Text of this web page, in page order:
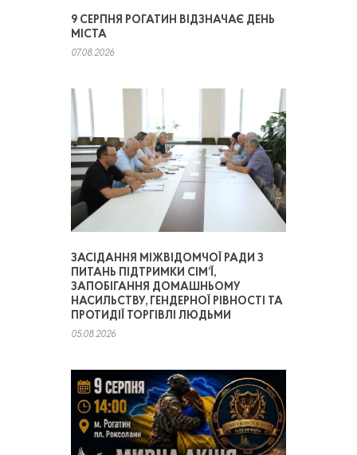
9 СЕРПНЯ РОГАТИН ВІДЗНАЧАЄ ДЕНЬ
МІСТА
07.08.2026
ЗАСІДАННЯ МІЖВІДОМЧОЇ РАДИ З
ПИТАНЬ ПІДТРИМКИ СІМ’Ї,
ЗАПОБІГАННЯ ДОМАШНЬОМУ
НАСИЛЬСТВУ, ГЕНДЕРНОЇ РІВНОСТІ ТА
ПРОТИДІЇ ТОРГІВЛІ ЛЮДЬМИ
05.08.2026